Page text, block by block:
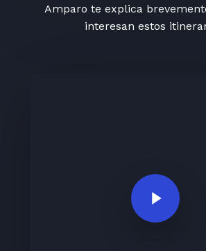
Amparo te explica
interesan estos
Play Video